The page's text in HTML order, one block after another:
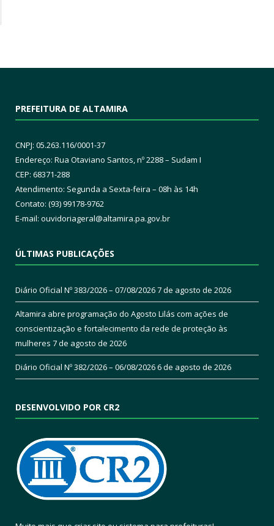
PREFEITURA DE ALTAMIRA
CNPJ: 05.263.116/0001-37
Endereço: Rua Otaviano Santos, nº 2288 – Sudam I
CEP: 68371-288
Atendimento: Segunda a Sexta-feira – 08h às 14h
Contato: (93) 99178-9762
E-mail: ouvidoriageral@altamira.pa.gov.br
ÚLTIMAS PUBLICAÇÕES
Diário Oficial Nº 383/2026 – 07/08/20267 de agosto de 2026
Altamira abre programação do Agosto Lilás com ações de
conscientização e fortalecimento da rede de proteção às
mulheres 7 de agosto de 2026
Diário Oficial Nº 382/2026 – 06/08/20266 de agosto de 2026
DESENVOLVIDO POR CR2